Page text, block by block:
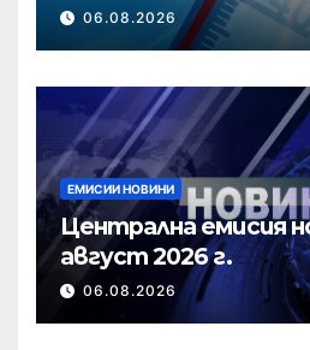
06.08.2026
ЕМИСИИ НОВИНИ
Централна емисия
август 2026 г.
06.08.2026